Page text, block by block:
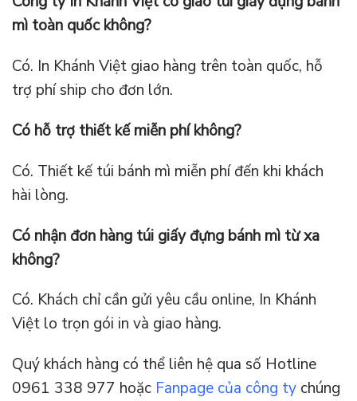
mì toàn quốc không?
Có. In Khánh Việt giao hàng trên toàn quốc, hỗ
trợ phí ship cho đơn lớn.
Có hỗ trợ thiết kế miễn phí không?
Có. Thiết kế túi bánh mì miễn phí đến khi khách
hài lòng.
Có nhận đơn hàng túi giấy đựng bánh mì từ xa
không?
Có. Khách chỉ cần gửi yêu cầu online, In Khánh
Việt lo trọn gói in và giao hàng.
Quý khách hàng có thể liên hệ qua số Hotline
0961 338 977 hoặc Fanpage của công ty chúng